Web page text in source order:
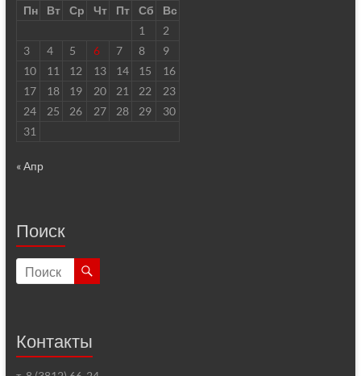
Пн
Вт Ср Чт Пт Сб
Вс
1
2
3
4 5 6 7 8
9
10
11 12 13 14 15
16
17
18 19 20 21 22
23
24
25 26 27 28 29
30
31
« Апр
Поиск
Контакты